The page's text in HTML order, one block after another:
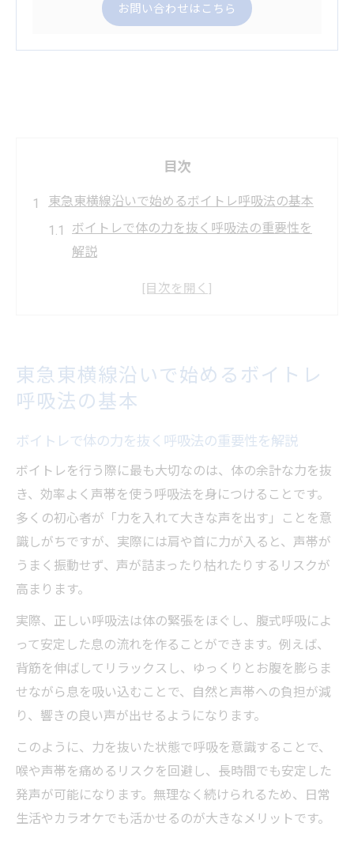
お問い合わせはこちら
目次
東急東横線沿いで始めるボイトレ呼吸法の基本
ボイトレで体の力を抜く呼吸法の重要性を
解説
東急東横線沿いで学ぶ効率的なボイトレの
ボイトレ初心者が知るべき発声時の呼吸ポ
イント
ボイトレ呼吸法で安定した声を手に入れる
ボイトレで体の緊張を解く発声練習の基本
力を抜いて魅力的な声を出すボイトレ実践
法
無理なく続ける発声テクニックとその効果
体の力を抜くことで得られる声帯のメリッ
ト
話題の浜渦メソッドが注目される理由とは
浜渦メソッドとボイトレ呼吸法の関連性を
解説
ボイトレ初心者から上級者まで学べる浜渦
メソッド
東急東横線沿いで始めるボイトレ
呼吸法の基本
ボイトレで体の力を抜く呼吸法の重要性を解説
ボイトレを行う際に最も大切なのは、体の余計な力を抜
き、効率よく声帯を使う呼吸法を身につけることです。
多くの初心者が「力を入れて大きな声を出す」ことを意
識しがちですが、実際には肩や首に力が入ると、声帯が
うまく振動せず、声が詰まったり枯れたりするリスクが
高まります。
実際、正しい呼吸法は体の緊張をほぐし、腹式呼吸によ
って安定した息の流れを作ることができます。例えば、
背筋を伸ばしてリラックスし、ゆっくりとお腹を膨らま
せながら息を吸い込むことで、自然と声帯への負担が減
り、響きの良い声が出せるようになります。
このように、力を抜いた状態で呼吸を意識することで、
喉や声帯を痛めるリスクを回避し、長時間でも安定した
発声が可能になります。無理なく続けられるため、日常
生活やカラオケでも活かせるのが大きなメリットです。